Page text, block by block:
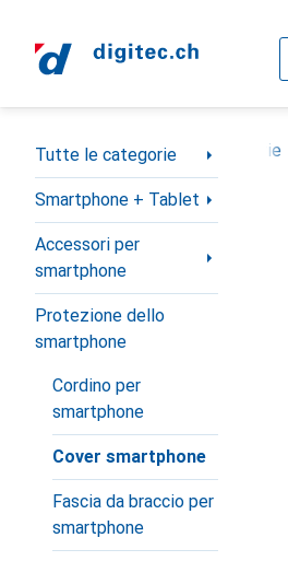
Categoria Navigazione
Tutte le categorie
Smartphone + Tablet
Accessori per
smartphone
Protezione dello
smartphone
Cordino per
smartphone
Cover smartphone
Fascia da braccio per
smartphone
Tutte le categorie